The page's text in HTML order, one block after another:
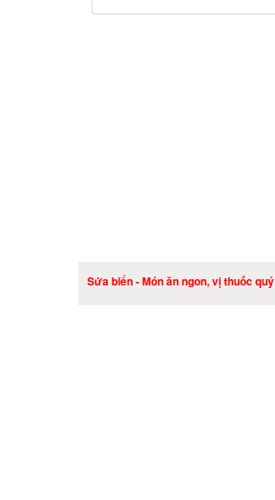
Sứa biển - Món ăn ngon, vị thuốc quý